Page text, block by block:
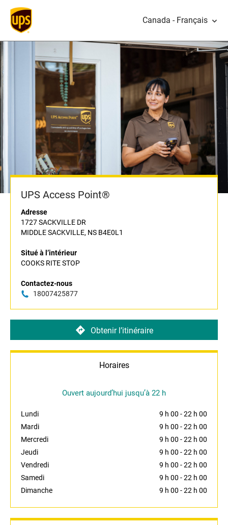
Canada - Français
UPS Access Point®
Adresse
1727 SACKVILLE DR
MIDDLE SACKVILLE, NS B4E0L1
Situé à l’intérieur
COOKS RITE STOP
Contactez-nous
18007425877
Obtenir l’itinéraire
Horaires
Ouvert aujourd’hui jusqu’à 22 h
Lundi 9 h 00 -22 h 00
Mardi
9 h 00 -22 h 00
Mercredi
9 h 00 -22 h 00
Jeudi
9 h 00 -22 h 00
Vendredi
9 h 00 -22 h 00
Samedi
9 h 00 -22 h 00
Dimanche
9 h 00 -22 h 00